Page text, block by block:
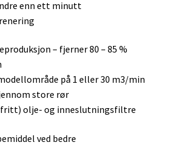
enn ett minutt
– fjerner 80 – 85 %
på 1 eller 30 m3/min
store rør
olje- og inneslutningsfiltre
ved bedre